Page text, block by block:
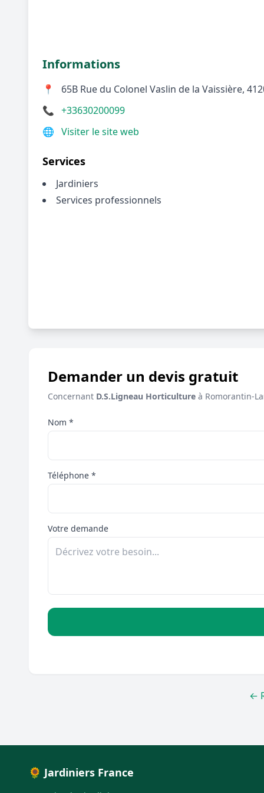
Informations
📍
65B Rue du Colonel Vaslin de la Vaissière,
📞 +33630200099
🌐 Visiter le site web
Services
Jardiniers
Services professionnels
Demander un devis gratuit
Concernant D.S.Ligneau Horticulture à Romorantin-
Nom *
Téléphone *
Votre demande
←
🌻 Jardiniers France